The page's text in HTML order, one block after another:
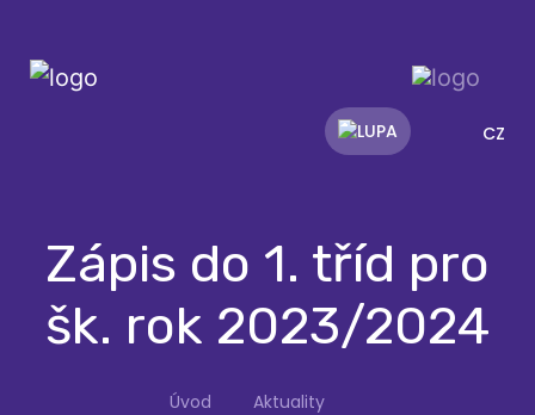
CZ
Zápis do 1. tříd pro
šk. rok 2023/2024
Úvod
Aktuality